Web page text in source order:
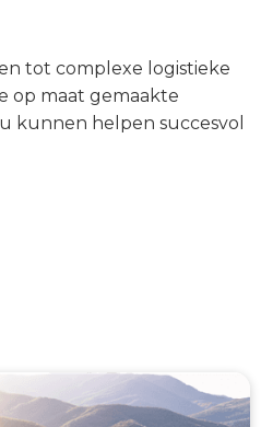
tot complexe logistieke
op maat gemaakte
kunnen helpen succesvol